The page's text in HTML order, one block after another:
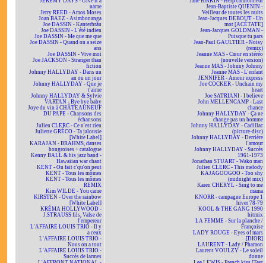
name
Jerry REED - Amos Moses
Joan BAEZ - Asimbonanga
Joe DASSIN - Kanterbräu
Joe DASSIN - L'été indien
Joe DASSIN - Me que me que
Joe DASSIN - Quand on a seize
ans
Joe DASSIN - Vive moi
Joe JACKSON - Stranger than
fiction
Johnny HALLYDAY - Dans un
an ou un jour
Johnny HALLYDAY - Que je
t'aime
Johnny HALLYDAY & Sylvie
VARTAN - Bye bye baby
Joye du vin à CHÂTEAUNEUF
DU PAPE - Chansons des
échansons
Julien CLERC - Ce n'est rien
Juliette GRÉCO - Ta jalousie
[White Label]
KARAJAN - BRAHMS, danses
hongroises + catalogue
Kenny BALL & his jazz band -
Hawaiian war chant
KENT - On fait c'qu'on peut
KENT - Tous les mômes
KENT - Tous les mômes
REMIX
Kim WILDE - You came
KIRSTEN - Over the rainbow
[White Label]
KRÉMA HOLLYWOOD -
J.STRAUSS fils, Valse de
l'empereur
L'AFFAIRE LOUIS TRIO - Il y
a ceux
L'AFFAIRE LOUIS TRIO -
Nous on a tout
L'AFFAIRE LOUIS TRIO -
Succès de larmes
Jean-Baptiste QUENIN -
Veilleur de toutes les nuits
Jean-Jacques DEBOUT - Un
mot [ACÉTATE]
Jean-Jacques GOLDMAN -
Puisque tu pars
Jean-Paul GAULTIER - Noisy
(remix)
Jeanne MAS - Cœur en stéréo
(nouvelle version)
Jeanne MAS - Johnny Johnny
Jeanne MAS - L'enfant
JENNIFER - Amour express
Joe COCKER - Unchain my
heart
Joe SATRIANI - I believe
John MELLENCAMP - Last
chance
Johnny HALLYDAY - Ça ne
change pas un homme
Johnny HALLYDAY - Cadillac
(picture-disc)
Johnny HALLYDAY - Derrière
l'amour
Johnny HALLYDAY - Succès
1961-1973
Jonathan STUART - Wako man
Julien CLERC - This melody
KAJAGOOGOO - Too shy
(midnight mix)
Karen CHERYL - Sing to me
mama
KNORR - campagne Europe 1
hiver 78-79
KOOL & THE GANG 1990
hitmix
LA FEMME - Sur la planche /
Françoise
LADY ROUGE - Eyes of mars
[DIOR]
LAURENT - Lady / Pharaon
Laurent VOULZY - Le soleil
donne